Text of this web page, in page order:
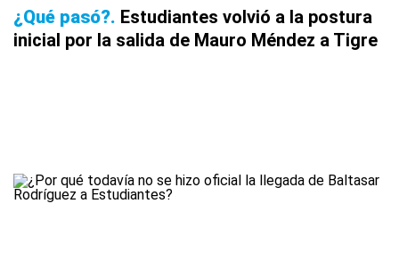
¿Qué pasó? Estudiantes volvió a la postura
inicial por la salida de Mauro Méndez a Tigre